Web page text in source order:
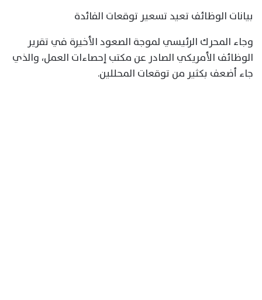
بيانات الوظائف تعيد تسعير توقعات الفائدة
وجاء المحرك الرئيسي لموجة الصعود الأخيرة في تقرير
الوظائف الأمريكي الصادر عن مكتب إحصاءات العمل، والذي
جاء أضعف بكثير من توقعات المحللين.